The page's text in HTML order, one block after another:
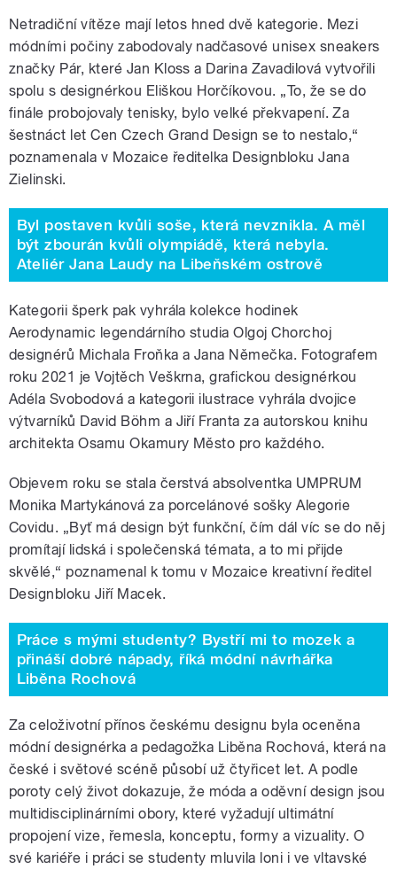
Netradiční vítěze mají letos hned dvě kategorie. Mezi
módními počiny zabodovaly nadčasové unisex sneakers
značky Pár, které Jan Kloss a Darina Zavadilová vytvořili
spolu s designérkou Eliškou Horčíkovou. „To, že se do
finále probojovaly tenisky, bylo velké překvapení. Za
šestnáct let Cen Czech Grand Design se to nestalo,“
poznamenala v Mozaice ředitelka Designbloku Jana
Zielinski.
Byl postaven kvůli soše, která nevznikla. A měl
být zbourán kvůli olympiádě, která nebyla.
Ateliér Jana Laudy na Libeňském ostrově
Kategorii šperk pak vyhrála kolekce hodinek
Aerodynamic legendárního studia Olgoj Chorchoj
designérů Michala Froňka a Jana Němečka. Fotografem
roku 2021 je Vojtěch Veškrna, grafickou designérkou
Adéla Svobodová a kategorii ilustrace vyhrála dvojice
výtvarníků David Böhm a Jiří Franta za autorskou knihu
architekta Osamu Okamury Město pro každého.
Objevem roku se stala čerstvá absolventka UMPRUM
Monika Martykánová za porcelánové sošky Alegorie
Covidu. „Byť má design být funkční, čím dál víc se do něj
promítají lidská i společenská témata, a to mi přijde
skvělé,“ poznamenal k tomu v Mozaice kreativní ředitel
Designbloku Jiří Macek.
Práce s mými studenty? Bystří mi to mozek a
přináší dobré nápady, říká módní návrhářka
Liběna Rochová
Za celoživotní přínos českému designu byla oceněna
módní designérka a pedagožka Liběna Rochová, která na
české i světové scéně působí už čtyřicet let. A podle
poroty celý život dokazuje, že móda a oděvní design jsou
multidisciplinárními obory, které vyžadují ultimátní
propojení vize, řemesla, konceptu, formy a vizuality. O
své kariéře i práci se studenty mluvila loni i ve vltavské